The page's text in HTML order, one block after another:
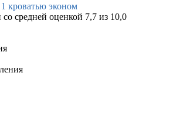
кроватью эконом
средней оценкой 7,7 из 10,0